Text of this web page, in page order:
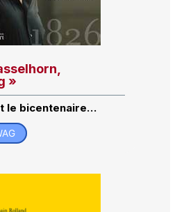
»
le bicentenaire…